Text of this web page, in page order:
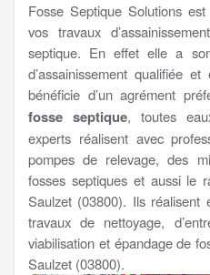
Fosse Septique Solutions
vos travaux
septique. En effet elle a
d’assainissement qualifiée
bénéficie d’un agrément
fosse septique, toutes
experts réalisent avec
pompes de relevage, des
fosses septiques et aussi le
Saulzet (03800). Ils réalisent
travaux de nettoyage,
viabilisation et épandage de
Saulzet (03800).